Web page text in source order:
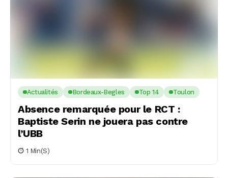
Actualités Bordeaux-Begles Top 14 Toulon
Absence remarquée pour le RCT :
Baptiste Serin ne jouera pas contre
l’UBB
1 Min(s)